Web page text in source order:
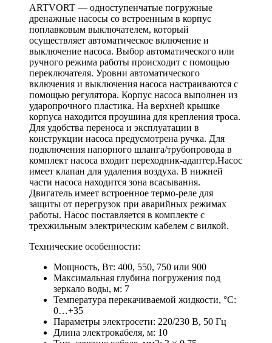
ARTVORT — одноступенчатые погружные
дренажные насосы со встроенным в корпус
поплавковым выключателем, который
осуществляет автоматическое включение и
выключение насоса. Выбор автоматического или
ручного режима работы происходит с помощью
переключателя. Уровни автоматического
включения и выключения насоса настраиваются с
помощью регулятора. Корпус насоса выполнен из
ударопрочного пластика. На верхней крышке
корпуса находится проушина для крепления троса.
Для удобства переноса и эксплуатации в
конструкции насоса предусмотрена ручка. Для
подключения напорного шланга/трубопровода в
комплект насоса входит переходник-адаптер.Насос
имеет клапан для удаления воздуха. В нижней
части насоса находится зона всасывания.
Двигатель имеет встроенное термо-реле для
защиты от перегрузок при аварийных режимах
работы. Насос поставляется в комплекте с
трехжильным электрическим кабелем с вилкой.
Технические особенности:
Мощность, Вт: 400, 550, 750 или 900
Максимальная глубина погружения под
зеркало воды, м: 7
Температура перекачиваемой жидкости, °С:
0…+35
Параметры электросети: 220/230 В, 50 Гц
Длина электрокабеля, м: 10